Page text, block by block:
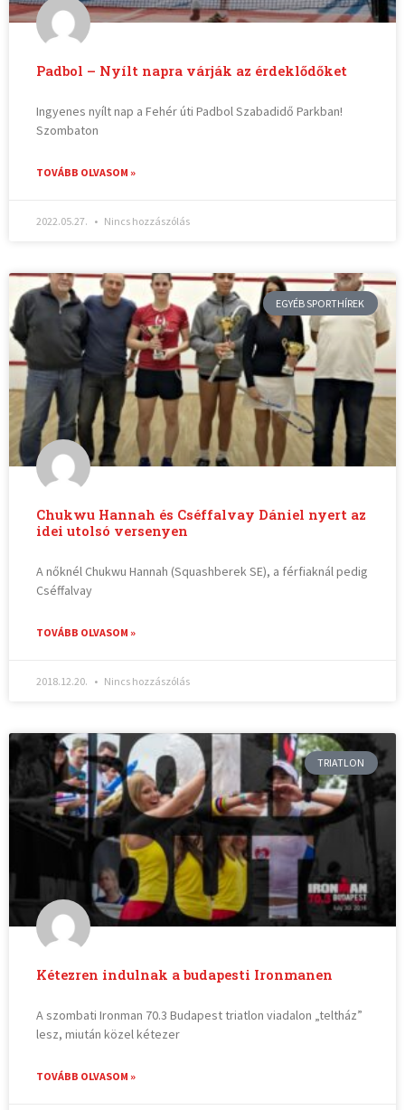
Padbol – Nyílt napra várják az érdeklődőket
Ingyenes nyílt nap a Fehér úti Padbol Szabadidő Parkban!
Szombaton
TOVÁBB OLVASOM »
2022.05.27. Nincs hozzászólás
EGYÉB SPORTHÍREK
Chukwu Hannah és Cséffalvay Dániel nyert az
idei utolsó versenyen
A nőknél Chukwu Hannah (Squashberek SE), a férfiaknál pedig
Cséffalvay
TOVÁBB OLVASOM »
2018.12.20. Nincs hozzászólás
TRIATLON
Kétezren indulnak a budapesti Ironmanen
A szombati Ironman 70.3 Budapest triatlon viadalon „teltház”
lesz, miután közel kétezer
TOVÁBB OLVASOM »